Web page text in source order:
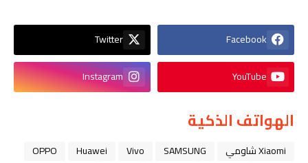
Facebook
Twitter
YouTube
Instagram
الهواتف الذكية
Xiaomi شاومي SAMSUNG
Vivo
Huawei
OPPO